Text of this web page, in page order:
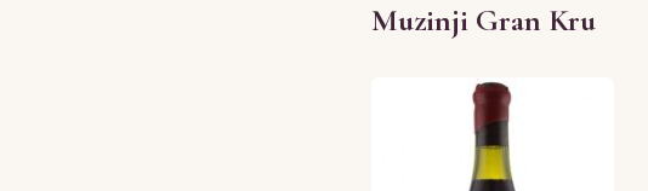
Muzinji Gran Kru